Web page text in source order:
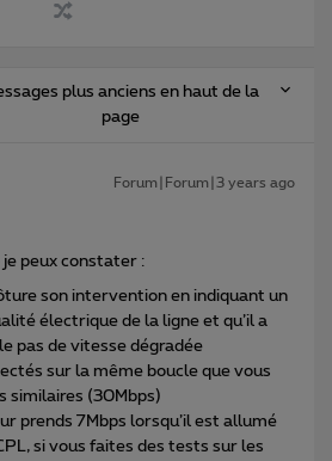
plus anciens en haut de la
page
Forum|Forum|3 years ago
je peux constater :
son intervention en indiquant un
électrique de la ligne et qu’il a
pas de vitesse dégradée
sur la même boucle que vous
similaires (30Mbps)
prends 7Mbps lorsqu’il est allumé
si vous faites des tests sur les